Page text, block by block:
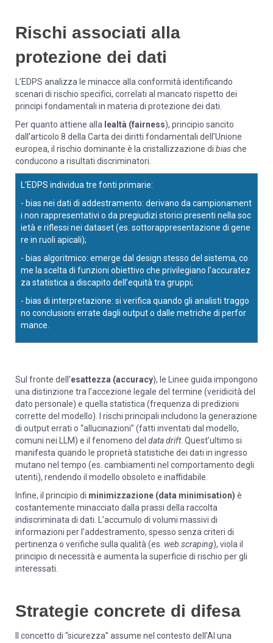
Rischi associati alla
protezione dei dati
L’EDPS analizza le minacce alla conformità identificando
scenari di rischio specifici, correlati al mancato rispetto dei
principi fondamentali in materia di protezione dei dati.
Per quanto attiene alla lealtà (fairness), principio sancito
dall’articolo 8 della Carta dei diritti fondamentali dell’Unione
europea, il rischio dominante è la cristallizzazione di biasche
conducono a risultati discriminatori.
L’EDPS individua tre fonti primarie:
- bias nei dati di addestramento: derivano da campionament
i non rappresentativi o da pregiudizi storici presenti nella soc
ietà e riflessi nei dataset (es. sottorappresentazione di gene
re in ruoli apicali);
- bias algoritmico: emerge dal design stesso del sistema, co
me la scelta di funzioni obiettivo che privilegiano l’accuratez
za statistica a discapito dell’equità tra gruppi;
- bias di interpretazione: si verifica quando gli analisti traggo
no conclusioni errate dagli output o dalle metriche di perfor
mance.
Sul fronte dell’esattezza (accuracy), le Linee guida impongono
una distinzione tra l’accezione legale del termine (veridicità del
dato personale) e quella statistica (frequenza di predizioni
corrette del modello). I rischi principali includono la generazione
di output errati o “allucinazioni” (fatti inventati dal modello,
comuni nei LLM) e il fenomeno del data drift. Quest’ultimo si
manifesta quando le proprietà statistiche dei dati in ingresso
mutano nel tempo (es. cambiamenti nel comportamento degli
utenti), rendendo il modello obsoleto e inaffidabile.
Infine, il principio di minimizzazione (data minimisation) è
costantemente minacciato dalla prassi della raccolta
indiscriminata di dati. L’accumulo di volumi massivi di
informazioni per l’addestramento, spesso senza criteri di
pertinenza o verifiche sulla qualità (es. web scraping), viola il
principio di necessità e aumenta la superficie di rischio per gli
interessati.
Strategie concrete di difesa
Il concetto di “sicurezza” assume nel contesto dell’AI una